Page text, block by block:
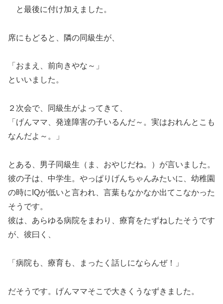
と最後に付け加えました。
席にもどると、隣の同級生が、
「おまえ、前向きやな～」
といいました。
２次会で、同級生がよってきて、
「げんママ、発達障害の子いるんだ～。実はおれんとこも
なんだよ～。」
とある、男子同級生（ま、おやじだね。）が言いました。
彼の子は、中学生。やっぱりげんちゃんみたいに、幼稚園
の時にIQが低いと言われ、言葉もなかなか出てこなかった
そうです。
彼は、あらゆる病院をまわり、療育をたずねしたそうです
が、彼曰く、
「病院も、療育も、まったく話しにならんぜ！」
だそうです。げんママそこで大きくうなずきました。